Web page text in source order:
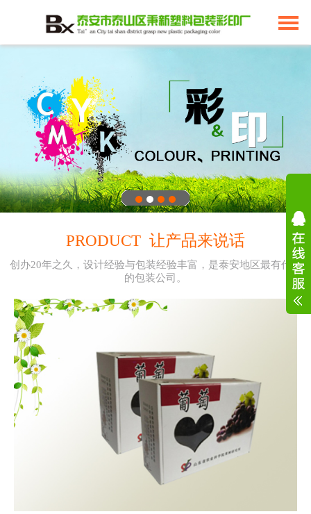
PRODUCT 让产品来说话
创办20年之久，设计经验与包装经验丰富，是泰安地区最有代表
的包装公司。